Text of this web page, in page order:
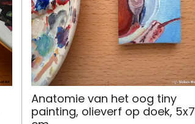
Anatomie van het oog tiny
painting, olieverf op doek, 5x7